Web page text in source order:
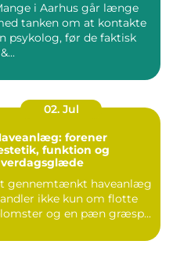
i Aarhus går længe
tanken om at kontakte
psykolog, før de faktisk
02. Jul
forener
funktion og
gennemtænkt haveanlæg
ikke kun om flotte
og en pæn græsp...